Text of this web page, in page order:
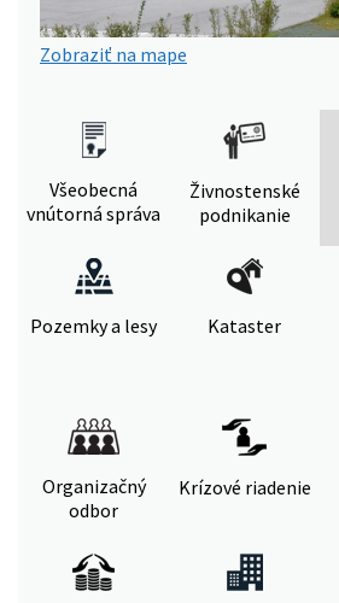
Zobraziť na mape
Všeobecná
vnútorná správa
Živnostenské
podnikanie
Pozemky a lesy Kataster
Organizačný
odbor
Krízové riadenie